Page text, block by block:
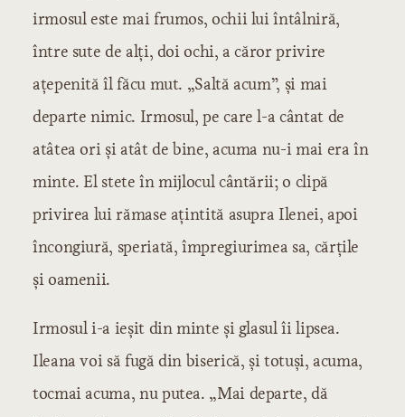
irmosul este mai frumos, ochii lui întâlniră,
între sute de alți, doi ochi, a căror privire
ațepenită îl făcu mut. „Saltă acum”, și mai
departe nimic. Irmosul, pe care l-a cântat de
atâtea ori și atât de bine, acuma nu-i mai era în
minte. El stete în mijlocul cântării; o clipă
privirea lui rămase ațintită asupra Ilenei, apoi
încongiură, speriată, împregiurimea sa, cărțile
și oamenii.
Irmosul i-a ieșit din minte și glasul îi lipsea.
Ileana voi să fugă din biserică, și totuși, acuma,
tocmai acuma, nu putea. „Mai departe, dă